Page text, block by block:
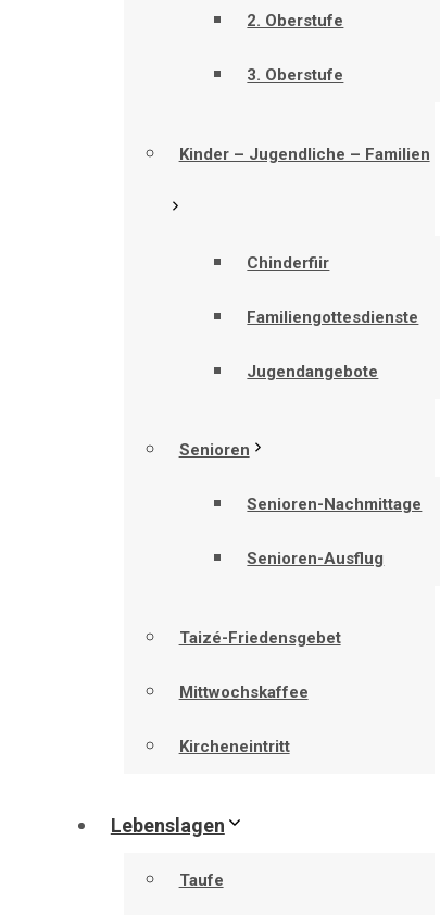
2. Oberstufe
3. Oberstufe
Kinder – Jugendliche – Familien
Chinderfiir
Familiengottesdienste
Jugendangebote
Senioren
Senioren-Nachmittage
Senioren-Ausflug
Taizé-Friedensgebet
Mittwochskaffee
Kircheneintritt
Lebenslagen
Taufe